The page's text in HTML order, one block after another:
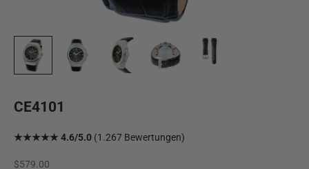
CE4101
★★★★★ 4.6/5.0 (1.267 Bewertungen)
Angebot
$579.00